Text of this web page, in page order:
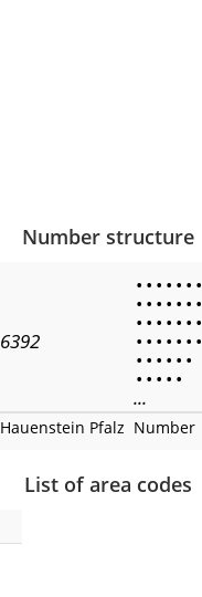
Number structure
6392
• • • • • • •
• • • • • • •
• • • • • • •
• • • • • • •
• • • • • •
• • • • •
...
Hauenstein Pfalz Number
List of area codes